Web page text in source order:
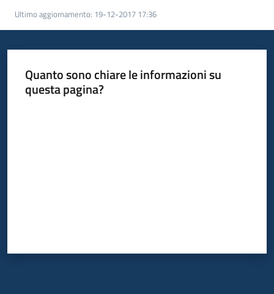
Ultimo aggiornamento: 19-12-2017 17:36
Quanto sono chiare le informazioni su
questa pagina?